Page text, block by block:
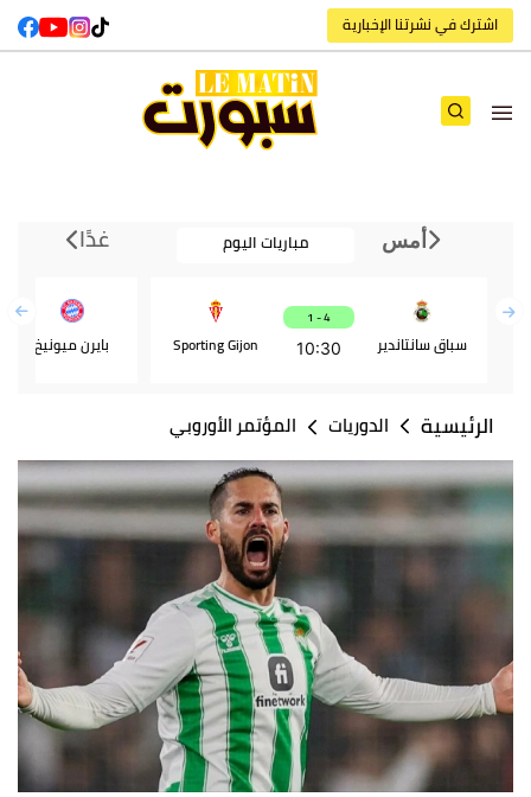
اشترك في نشرتنا الإخبارية
أمس مباريات اليوم غدًا
سباق سانتاندير
4 - 1
10:30
Sporting Gijon بايرن ميونيخ
الرئيسية الدوريات المؤتمر الأوروبي